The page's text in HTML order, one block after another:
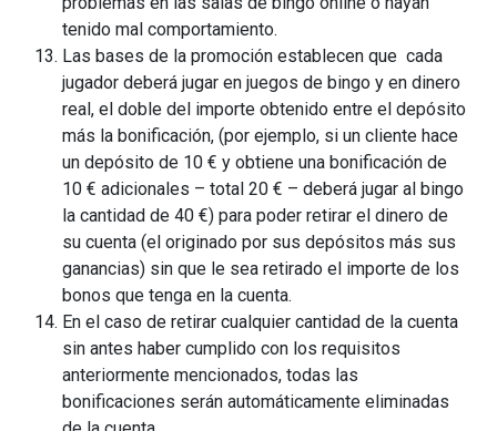
tenido mal comportamiento.
Las bases de la promoción establecen que cada
jugador deberá jugar en juegos de bingo y en dinero
real, el doble del importe obtenido entre el depósito
más la bonificación, (por ejemplo, si un cliente hace
un depósito de 10 € y obtiene una bonificación de
10 € adicionales – total 20 € – deberá jugar al bingo
la cantidad de 40 €) para poder retirar el dinero de
su cuenta (el originado por sus depósitos más sus
ganancias) sin que le sea retirado el importe de los
bonos que tenga en la cuenta.
En el caso de retirar cualquier cantidad de la cuenta
sin antes haber cumplido con los requisitos
anteriormente mencionados, todas las
bonificaciones serán automáticamente eliminadas